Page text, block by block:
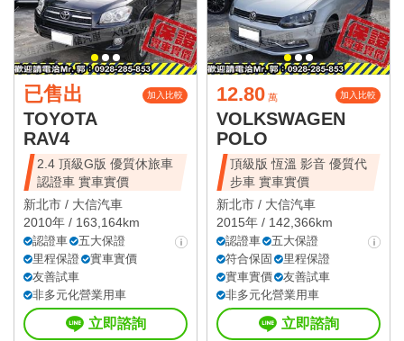
已售出 加入比較
TOYOTA
RAV4
2.4 頂級G版 優質休旅車
認證車 實車實價
新北市 / 大信汽車
2010年 / 163,164km
認證車
五大保證
里程保證
實車實價
友善試車
非多元化營業用車
立即諮詢
12.80 萬 加入比較
VOLKSWAGEN
POLO
頂級版 恆溫 影音 優質代
步車 實車實價
新北市 / 大信汽車
2015年 / 142,366km
認證車
五大保證
符合保固
里程保證
實車實價
友善試車
非多元化營業用車
立即諮詢